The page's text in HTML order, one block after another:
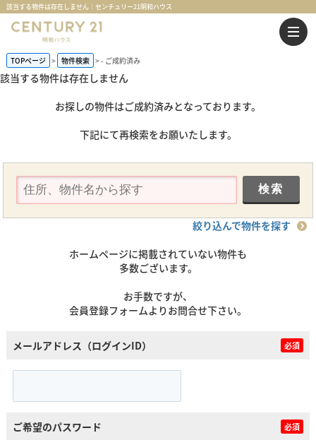
該当する物件は存在しません｜センチュリー21明和ハウス
TOPページ 物件検索 - ご成約済み
該当する物件は存在しません
お探しの物件はご成約済みとなっております。
下記にて再検索をお願いたします。
絞り込んで物件を探す
ホームページに掲載されていない物件も
多数ございます。
お手数ですが、
会員登録フォームよりお問合せ下さい。
メールアドレス（ログインID） 必須
ご希望のパスワード 必須